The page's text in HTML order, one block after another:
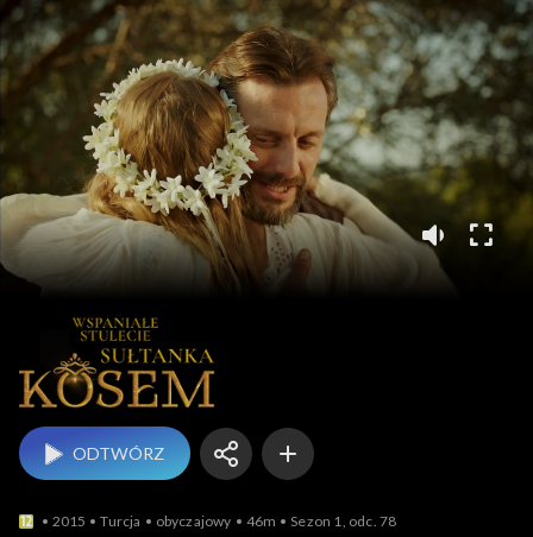
Wspaniałe
ODTWÓRZ
2015 Turcja obyczajowy 46m Sezon 1, odc. 78